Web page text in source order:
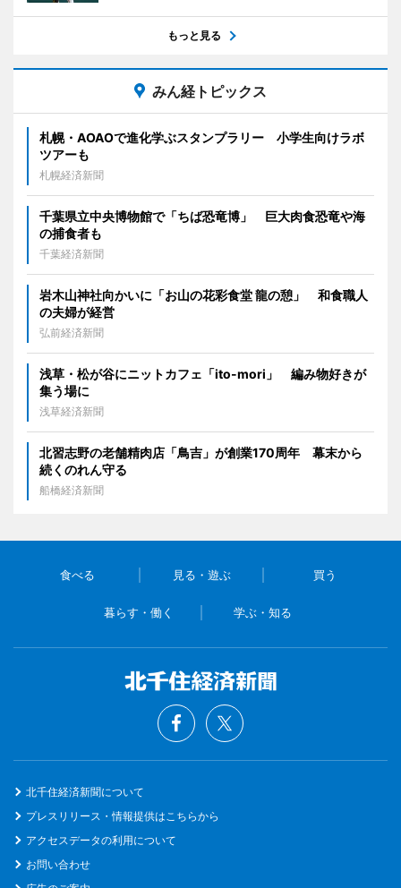
もっと見る
みん経トピックス
札幌・AOAOで進化学ぶスタンプラリー 小学生向けラボ
ツアーも
札幌経済新聞
千葉県立中央博物館で「ちば恐竜博」 巨大肉食恐竜や海
の捕食者も
千葉経済新聞
岩木山神社向かいに「お山の花彩食堂 龍の憩」 和食職人
の夫婦が経営
弘前経済新聞
浅草・松が谷にニットカフェ「ito-mori」 編み物好きが
集う場に
浅草経済新聞
北習志野の老舗精肉店「鳥吉」が創業170周年 幕末から
続くのれん守る
船橋経済新聞
食べる 見る・遊ぶ 買う
暮らす・働く 学ぶ・知る
北千住経済新聞について
プレスリリース・情報提供はこちらから
アクセスデータの利用について
お問い合わせ